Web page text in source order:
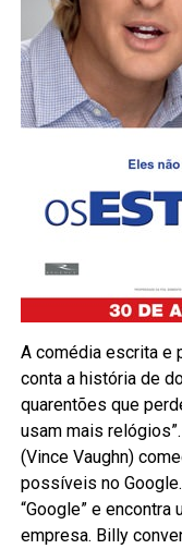
A comédia escrita e
conta a história de
quarentões que
usam mais
(Vince Vaughn)
possíveis no
“Google” e
empresa. Billy